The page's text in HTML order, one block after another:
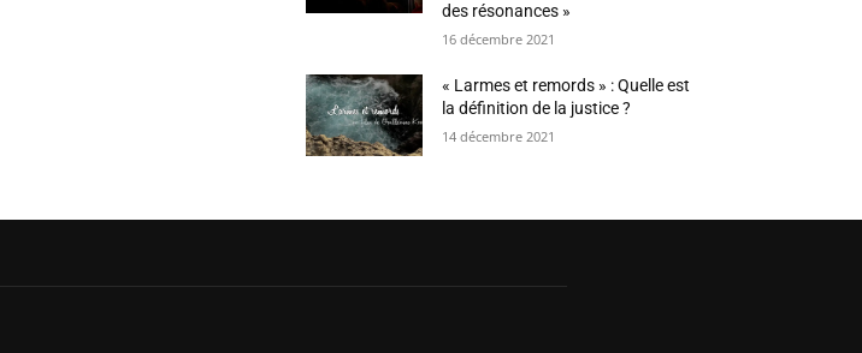
des résonances »
16 décembre 2021
« Larmes et remords » : Quelle est
la définition de la justice ?
14 décembre 2021